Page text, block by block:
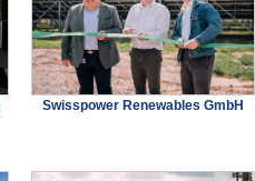
Swisspower Renewables GmbH